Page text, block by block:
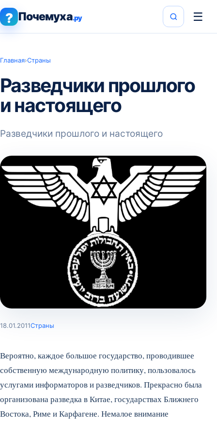
? Почемуха.ру ☰
Главная›Страны
Разведчики прошлого
и настоящего
Разведчики прошлого и настоящего
18.01.2011Страны
Вероятно, каждое большое государство, проводившее
собственную международную политику, пользовалось
услугами информаторов и разведчиков. Прекрасно была
организована разведка в Китае, государствах Ближнего
Востока, Риме и Карфагене. Немалое внимание